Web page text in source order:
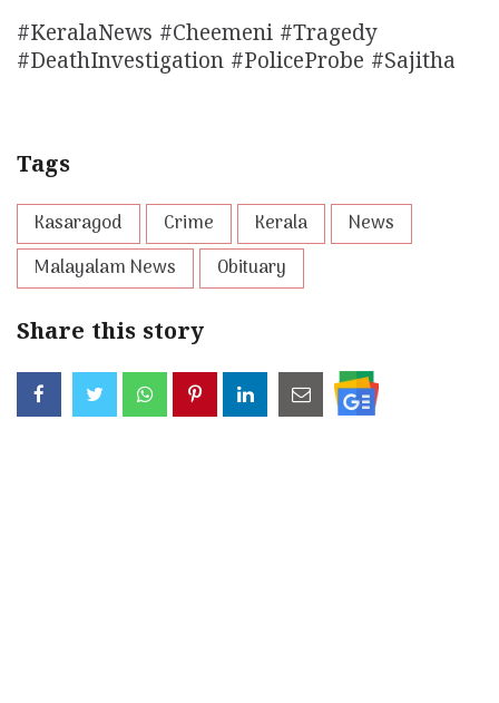
#KeralaNews #Cheemeni #Tragedy
#DeathInvestigation #PoliceProbe #Sajitha
Tags
Kasaragod Crime Kerala
News
Malayalam News
Obituary
Share this story